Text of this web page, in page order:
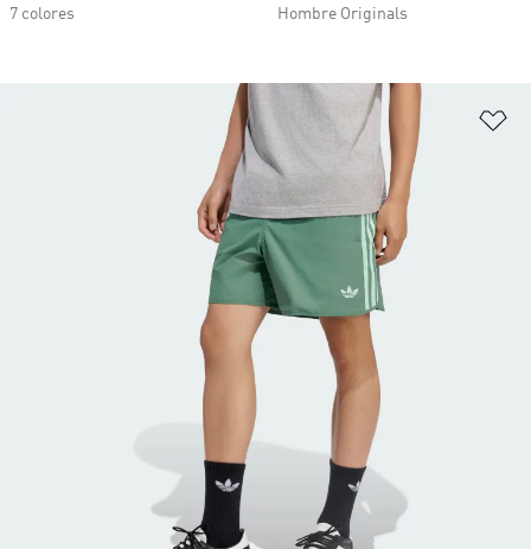
7 colores
Hombre Originals